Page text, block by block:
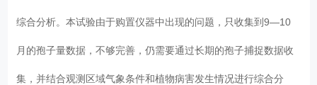
综合分析。本试验由于购置仪器中出现的问题，只收集到9—10
月的孢子量数据，不够完善，仍需要通过长期的孢子捕捉数据收
集，并结合观测区域气象条件和植物病害发生情况进行综合分